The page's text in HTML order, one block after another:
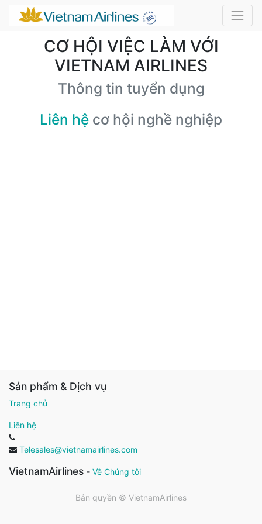
CƠ HỘI VIỆC LÀM VỚI
VIETNAM AIRLINES
Thông tin tuyển dụng
Liên hệ cơ hội nghề nghiệp
Sản phẩm & Dịch vụ
Trang chủ
Liên hệ
Telesales@vietnamairlines.com
VietnamAirlines - Về Chúng tôi
Bản quyền © VietnamAirlines